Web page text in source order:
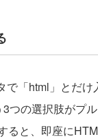
「html」とだけ
3つの選択肢がプ
ると、即座に